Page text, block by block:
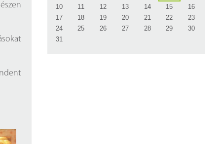
10
11 12 13 14 15
16
17
18 19 20 21 22
23
24
25 26 27 28 29
30
31